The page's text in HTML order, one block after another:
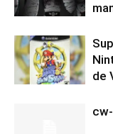
de